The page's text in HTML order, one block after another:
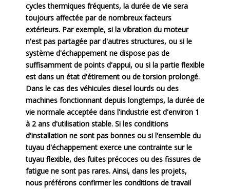
cycles thermiques fréquents, la durée de vie sera
toujours affectée par de nombreux facteurs
extérieurs. Par exemple, si la vibration du moteur
n'est pas partagée par d'autres structures, ou si le
système d'échappement ne dispose pas de
suffisamment de points d'appui, ou si la partie flexible
est dans un état d'étirement ou de torsion prolongé.
Dans le cas des véhicules diesel lourds ou des
machines fonctionnant depuis longtemps, la durée de
vie normale acceptée dans l'industrie est d'environ 1
à 2 ans d'utilisation stable. Si les conditions
d'installation ne sont pas bonnes ou si l'ensemble du
tuyau d'échappement exerce une contrainte sur le
tuyau flexible, des fuites précoces ou des fissures de
fatigue ne sont pas rares. Ainsi, dans les projets,
nous préférons confirmer les conditions de travail